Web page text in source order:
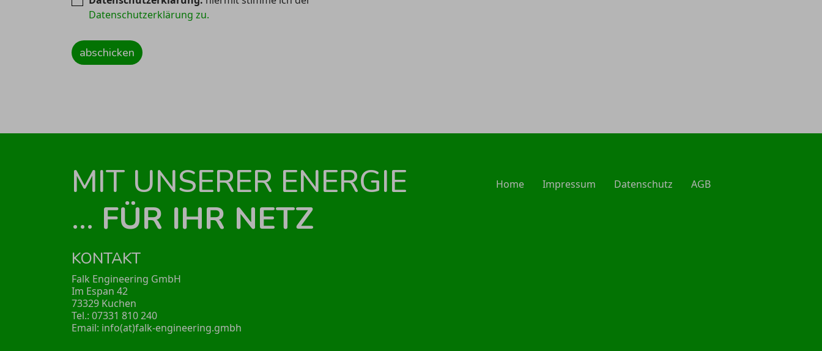
Datenschutzerklärung zu.
abschicken
MIT UNSERER ENERGIE
... FÜR IHR NETZ
KONTAKT
Falk Engineering GmbH
Im Espan 42
73329 Kuchen
Tel.: 07331 810 240
Email: info(at)falk-engineering.gmbh
Home Impressum Datenschutz AGB